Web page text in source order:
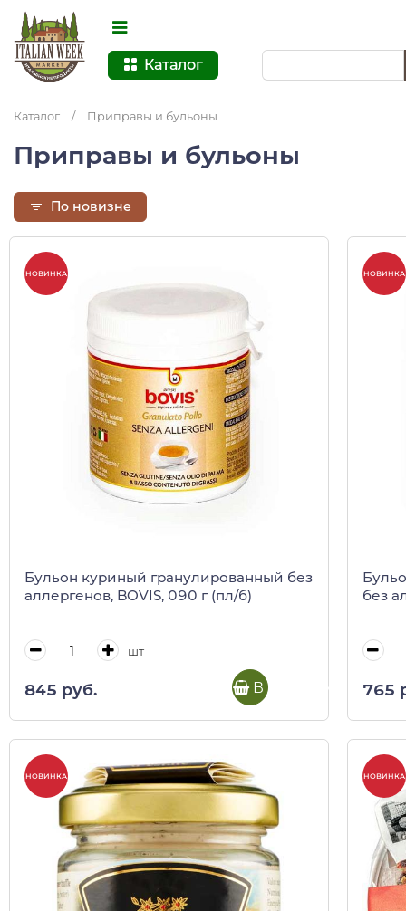
Каталог
Каталог / Приправы и бульоны
Приправы и бульоны
По новизне
НОВИНКА
Бульон куриный гранулированный без
аллергенов, BOVIS, 090 г (пл/б)
шт
845 руб. В корзину
НОВИНКА
без
765
НОВИНКА НОВИНКА